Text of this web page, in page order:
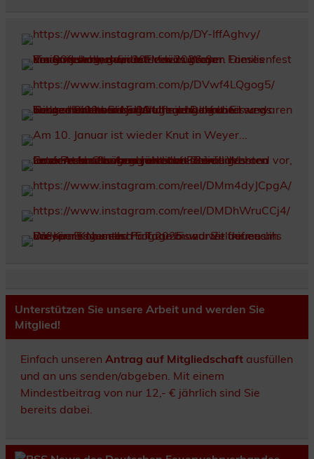
Unterstützen Sie unsere Arbeit und werden Sie
Mitglied!
Einfach unseren Antrag auf Mitgliedschaftausfüllen
und an uns senden/abgeben. Mit einem
Mindestbeitrag von nur 12,- € jährlich sind Sie
bereits dabei.